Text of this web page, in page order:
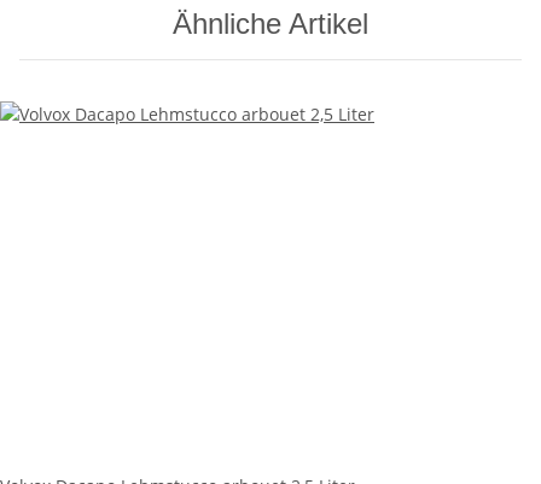
Ähnliche Artikel